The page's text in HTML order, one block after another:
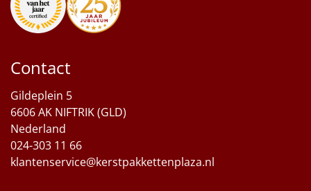
Personeel
Sinterklaaspakketten
Particulier
Kerstgeschenken 2026
Contact
Gildeplein 5
6606 AK NIFTRIK (GLD)
Nederland
024-303 11 66
klantenservice@kerstpakkettenplaza.nl